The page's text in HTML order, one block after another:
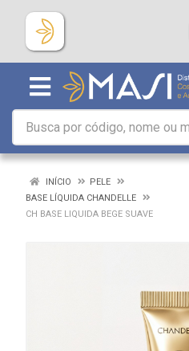
INÍCIO
PELE
BASE LÍQUIDA CHANDELLE
CH BASE LIQUIDA BEGE SUAVE